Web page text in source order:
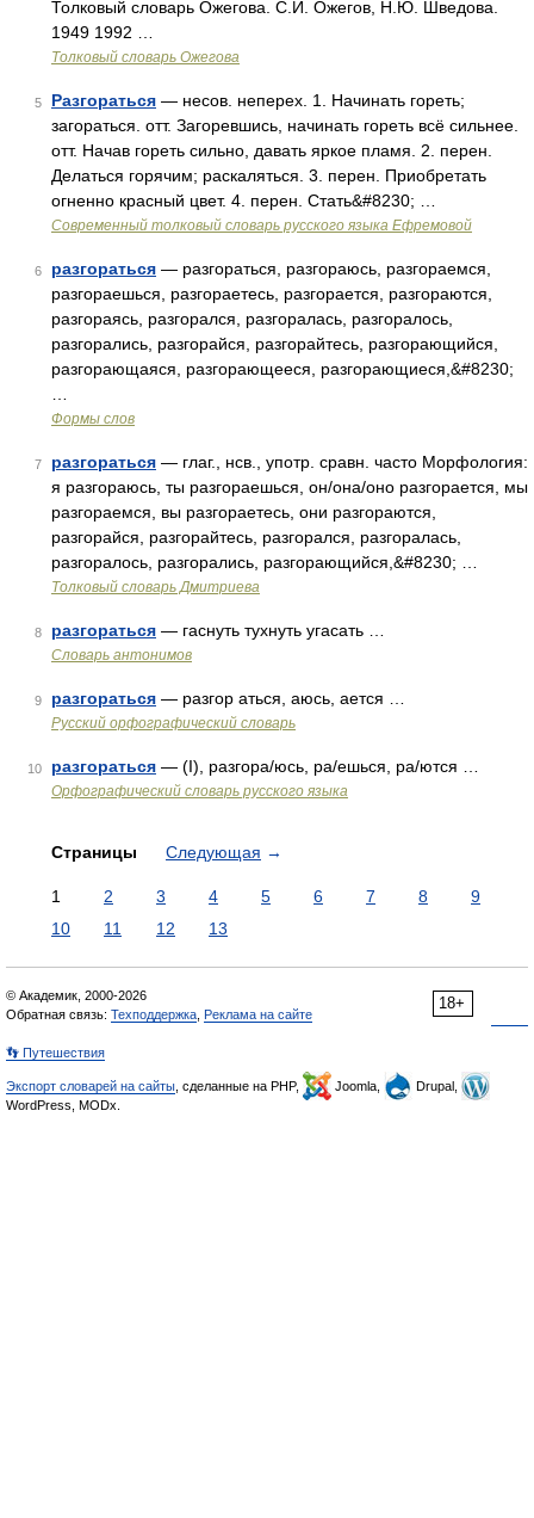
Толковый словарь Ожегова. С.И. Ожегов, Н.Ю. Шведова.
1949 1992 …
Толковый словарь Ожегова
5 Разгораться — несов. неперех. 1. Начинать гореть;
загораться. отт. Загоревшись, начинать гореть всё сильнее.
отт. Начав гореть сильно, давать яркое пламя. 2. перен.
Делаться горячим; раскаляться. 3. перен. Приобретать
огненно красный цвет. 4. перен. Стать&#8230; …
Современный толковый словарь русского языка Ефремовой
6 разгораться — разгораться, разгораюсь, разгораемся,
разгораешься, разгораетесь, разгорается, разгораются,
разгораясь, разгорался, разгоралась, разгоралось,
разгорались, разгорайся, разгорайтесь, разгорающийся,
разгорающаяся, разгорающееся, разгорающиеся,&#8230;
Формы слов
7 разгораться — глаг., нсв., употр. сравн. часто Морфология:
я разгораюсь, ты разгораешься, он/она/оно разгорается, мы
разгораемся, вы разгораетесь, они разгораются,
разгорайся, разгорайтесь, разгорался, разгоралась,
разгоралось, разгорались, разгорающийся,&#8230; …
Толковый словарь Дмитриева
8 разгораться — гаснуть тухнуть угасать …
Словарь антонимов
9 разгораться — разгор аться, аюсь, ается …
Русский орфографический словарь
10 разгораться — (I), разгора/юсь, ра/ешься, ра/ются …
Орфографический словарь русского языка
Страницы Следующая →
1 2 3 4 5 6 7 8
9
10
11 12 13
18+
© Академик, 2000-2026
Обратная связь: Техподдержка Реклама на сайте
👣 Путешествия
Экспорт словарей на сайты , сделанные на PHP, Joomla,
Drupal,
WordPress, MODx.